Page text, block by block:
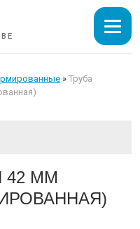
» Труба
42 ММ